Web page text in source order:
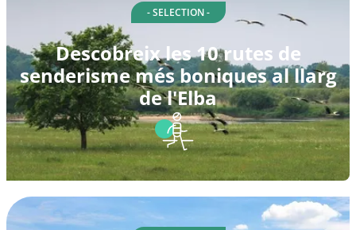
- SELECTION -
Descobreix les 10 rutes de
senderisme més boniques al llarg
de l'Elba